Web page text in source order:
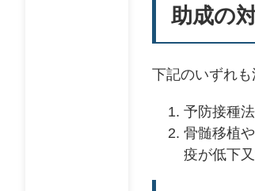
助成の
下記のいずれ
予防接種
骨髄移植
疫が低下